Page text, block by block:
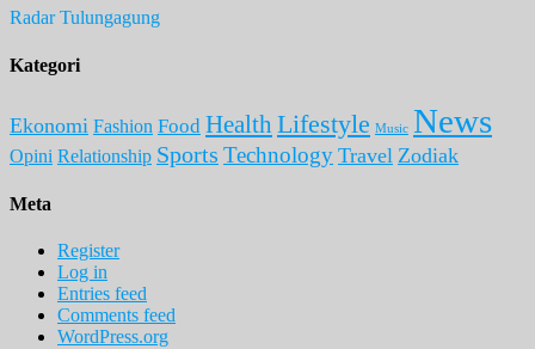
Radar Tulungagung
Kategori
Ekonomi Fashion Food Health Lifestyle Music News
Opini Relationship Sports Technology Travel Zodiak
Meta
Register
Log in
Entries feed
Comments feed
WordPress.org